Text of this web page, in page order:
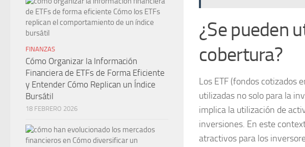
¿Se pueden
cobertura?
Los ETF (fondos cotizados
utilizadas no solo para la
implica la utilización de
inversiones. En este
atractivos para los
FINANZAS
Cómo Organizar la Información
Financiera de ETFs de Forma Eficiente
y Entender Cómo Replican un Índice
Bursátil
18 FEBRERO 2026